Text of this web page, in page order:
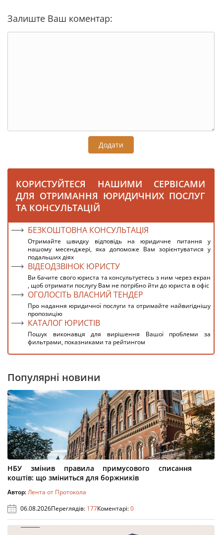
Залиште Ваш коментар:
Додати
КОРИСТУЙТЕСЯ НАШИМИ СЕРВІСАМИ
ДЛЯ ОТРИМАННЯ ЮРИДИЧНИХ ПОСЛУГ
ТА КОНСУЛЬТАЦІЙ
БЕЗКОШТОВНА КОНСУЛЬТАЦІЯ
Отримайте швидку відповідь на юридичне питання у
нашому месенджері, яка допоможе Вам зорієнтуватися у
подальших діях
ВІДЕОДЗВІНОК ЮРИСТУ
Ви бачите свого юриста та консультуєтесь з ним через екран
, щоб отримати послугу Вам не потрібно йти до юриста в офіс
ОГОЛОСІТЬ ВЛАСНИЙ ТЕНДЕР
Про надання юридичної послуги та отримайте найвигіднішу
пропозицію
КАТАЛОГ ЮРИСТІВ
Пошук виконавця для вирішення Вашої проблеми за
фильтрами, показниками та рейтингом
Популярні новини
НБУ змінив правила примусового списання
коштів: що зміниться для боржників
Автор:Лента от Протокола
06.08.2026Переглядів: 177Коментарі:0